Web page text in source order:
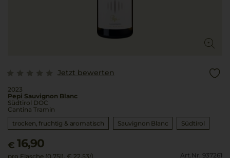
Jetzt bewerten
2023
Pepi Sauvignon Blanc
Südtirol DOC
Cantina Tramin
trocken, fruchtig & aromatisch
Sauvignon Blanc Südtirol
€ 16,90
pro Flasche (0.75l), € 22,53/L
Art.Nr. 937261